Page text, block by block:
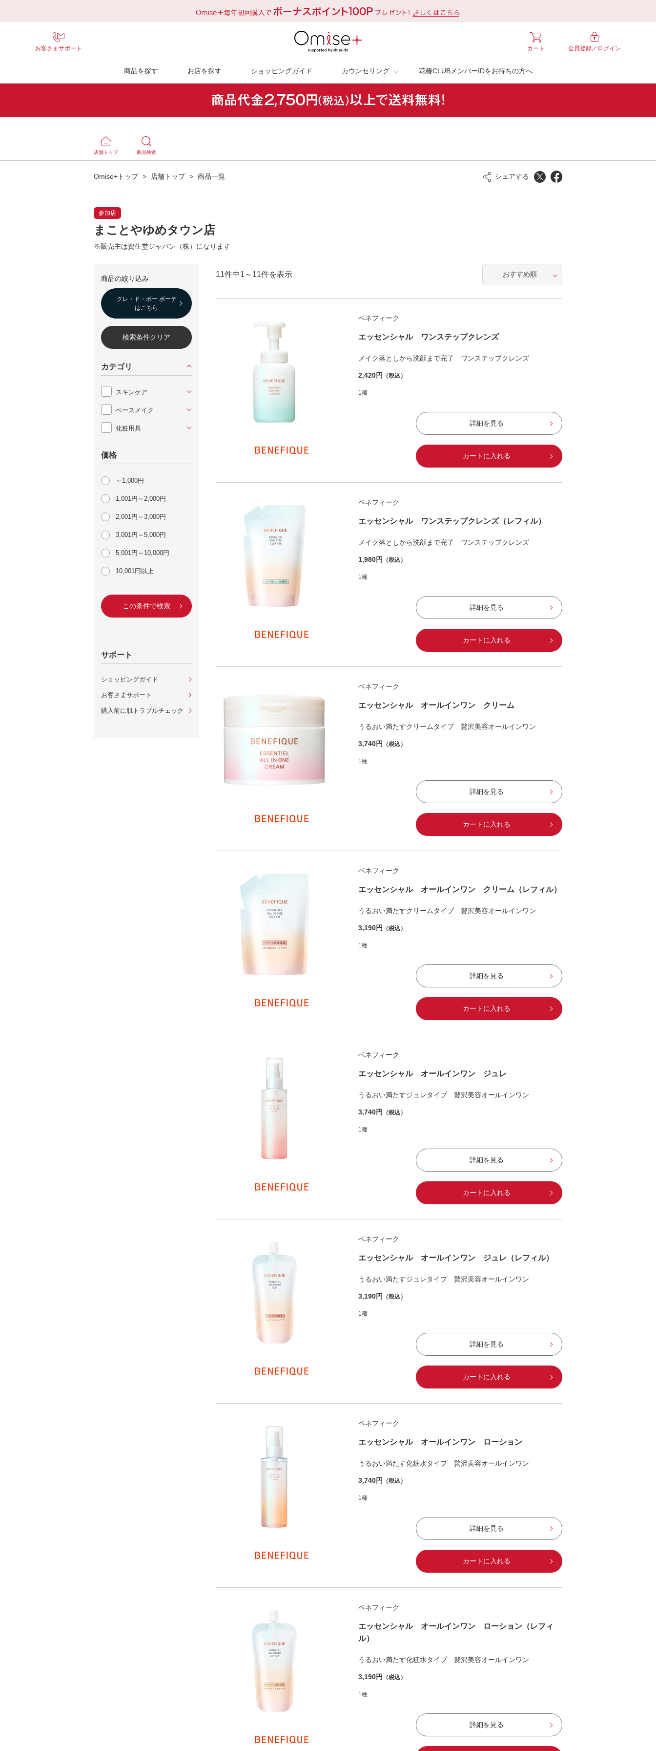
お客さまサポート 会員登録／ ログイン
カート
商品を探す お店を探す ショッピングガイド カウンセリング 花椿CLUBメンバーIDをお持ちの方へ
店舗トップ 商品検索
Omise+トップ > 店舗トップ > 商品一覧 シェアする
参加店
まことやゆめタウン店
※販売主は資生堂ジャパン（株）になります
11件中1～11件を表示
クレ・ド・ポー ボーテ
はこちら
検索条件クリア
カテゴリ
スキンケア
ベースメイク
化粧用具
価格
～1,000円
1,001円～2,000円
2,001円～3,000円
3,001円～5,000円
5,001円～10,000円
10,001円以上
この条件で検索
サポート
ショッピングガイド
お客さまサポート
購入前に肌トラブルチェック
ベネフィーク
エッセンシャル ワンステップクレンズ
メイク落としから洗顔まで完了 ワンステップクレンズ
2,420円 （税込）
1種
詳細を見る
カートに入れる
ベネフィーク
エッセンシャル ワンステップクレンズ（レフィル）
メイク落としから洗顔まで完了 ワンステップクレンズ
1,980円 （税込）
1種
詳細を見る
カートに入れる
ベネフィーク
エッセンシャル オールインワン クリーム
うるおい満たすクリームタイプ 贅沢美容オールインワン
3,740円 （税込）
1種
詳細を見る
カートに入れる
ベネフィーク
エッセンシャル オールインワン クリーム（レフィル）
うるおい満たすクリームタイプ 贅沢美容オールインワン
3,190円 （税込）
1種
詳細を見る
カートに入れる
ベネフィーク
エッセンシャル オールインワン ジュレ
うるおい満たすジュレタイプ 贅沢美容オールインワン
3,740円 （税込）
1種
詳細を見る
カートに入れる
ベネフィーク
エッセンシャル オールインワン ジュレ（レフィル）
うるおい満たすジュレタイプ 贅沢美容オールインワン
3,190円 （税込）
1種
詳細を見る
カートに入れる
ベネフィーク
エッセンシャル オールインワン ローション
うるおい満たす化粧水タイプ 贅沢美容オールインワン
3,740円 （税込）
1種
詳細を見る
カートに入れる
ベネフィーク
エッセンシャル オールインワン ローション（レフィ
ル）
うるおい満たす化粧水タイプ 贅沢美容オールインワン
3,190円 （税込）
1種
詳細を見る